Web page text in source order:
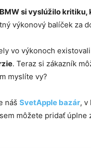
si vyslúžilo kritiku,
výkonový balíček za
vo výkonoch
. Teraz si zákazník
myslíte vy?
náš SvetApple bazár, v
môžete pridať úplne